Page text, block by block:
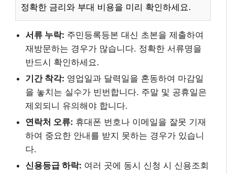
정확한 금리와 부대 비용을 미리 확인하세요.
서류 누락: 주민등록등본 대신 초본을 제출하여
재방문하는 경우가 많습니다. 정확한 서류명을
반드시 확인하세요.
기간 착각: 영업일과 달력일을 혼동하여 마감일
을 놓치는 실수가 빈번합니다. 주말 및 공휴일은
제외되니 유의해야 합니다.
연락처 오류: 휴대폰 번호나 이메일을 잘못 기재
하여 중요한 안내를 받지 못하는 경우가 있습니
다.
신용등급 하락: 여러 곳에 동시 신청 시 신용조회